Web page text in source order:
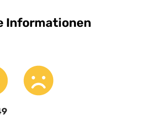
Informationen